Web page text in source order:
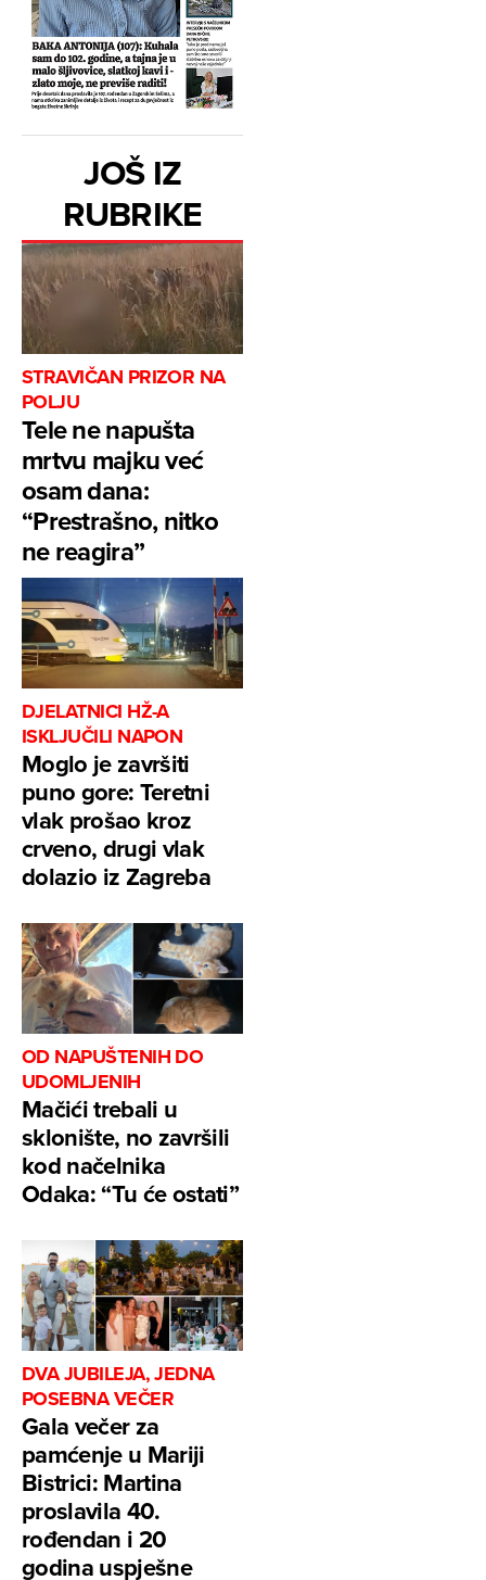
JOŠ IZ
RUBRIKE
STRAVIČAN PRIZOR NA
POLJU
Tele ne napušta
mrtvu majku već
osam dana:
“Prestrašno, nitko
ne reagira”
DJELATNICI HŽ-A
ISKLJUČILI NAPON
Moglo je završiti
puno gore: Teretni
vlak prošao kroz
crveno, drugi vlak
dolazio iz Zagreba
OD NAPUŠTENIH DO
UDOMLJENIH
Mačići trebali u
sklonište, no završili
kod načelnika
Odaka: “Tu će ostati”
DVA JUBILEJA, JEDNA
POSEBNA VEČER
Gala večer za
pamćenje u Mariji
Bistrici: Martina
proslavila 40.
rođendan i 20
godina uspješne